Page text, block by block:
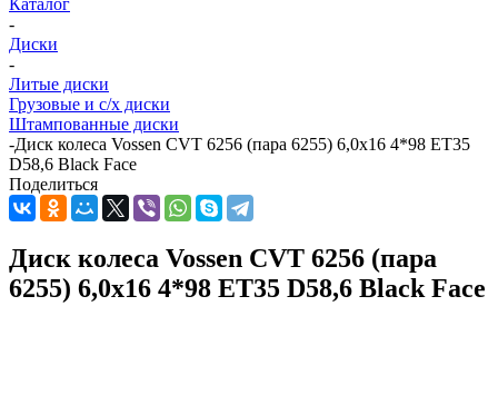
Каталог
-
Диски
-
Литые диски
Грузовые и с/х диски
Штампованные диски
-Диск колеса Vossen CVT 6256 (пара 6255) 6,0x16 4*98 ET35
D58,6 Black Face
Поделиться
Диск колеса Vossen CVT 6256 (пара
6255) 6,0x16 4*98 ET35 D58,6 Black Face